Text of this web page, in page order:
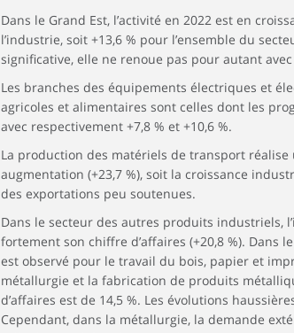
Dans le Grand Est, l’activité en 2022 est en
l’industrie, soit +13,6 % pour l’ensemble du
significative, elle ne renoue pas pour autant
Les branches des équipements électriques et
agricoles et alimentaires sont celles dont les
avec respectivement +7,8 % et +10,6 %.
La production des matériels de transport réalise
augmentation (+23,7 %), soit la croissance
des exportations peu soutenues.
Dans le secteur des autres produits industriels,
fortement son chiffre d’affaires (+20,8 %). Dans
est observé pour le travail du bois, papier et
métallurgie et la fabrication de produits
d’affaires est de 14,5 %. Les évolutions
Cependant, dans la métallurgie, la demande